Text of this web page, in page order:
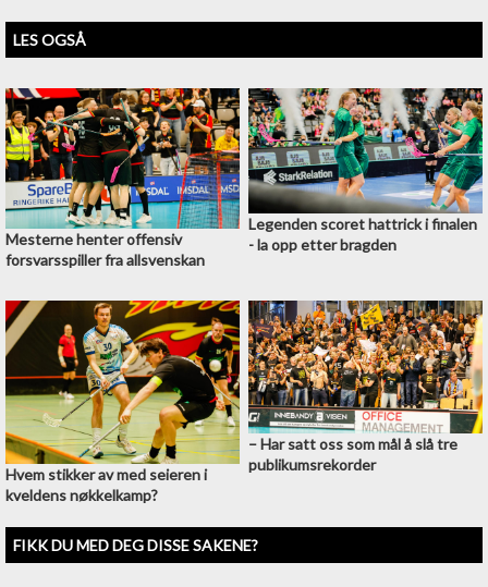
LES OGSÅ
Mesterne henter offensiv
forsvarsspiller fra allsvenskan
Legenden scoret hattrick i finalen
- la opp etter bragden
Hvem stikker av med seieren i
kveldens nøkkelkamp?
–⁠ Har satt oss som mål å slå tre
publikumsrekorder
FIKK DU MED DEG DISSE SAKENE?